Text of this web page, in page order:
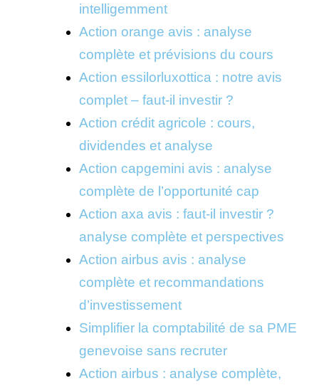
intelligemment
Action orange avis : analyse
complète et prévisions du cours
Action essilorluxottica : notre avis
complet – faut-il investir ?
Action crédit agricole : cours,
dividendes et analyse
Action capgemini avis : analyse
complète de l’opportunité cap
Action axa avis : faut-il investir ?
analyse complète et perspectives
Action airbus avis : analyse
complète et recommandations
d’investissement
Simplifier la comptabilité de sa PME
genevoise sans recruter
Action airbus : analyse complète,